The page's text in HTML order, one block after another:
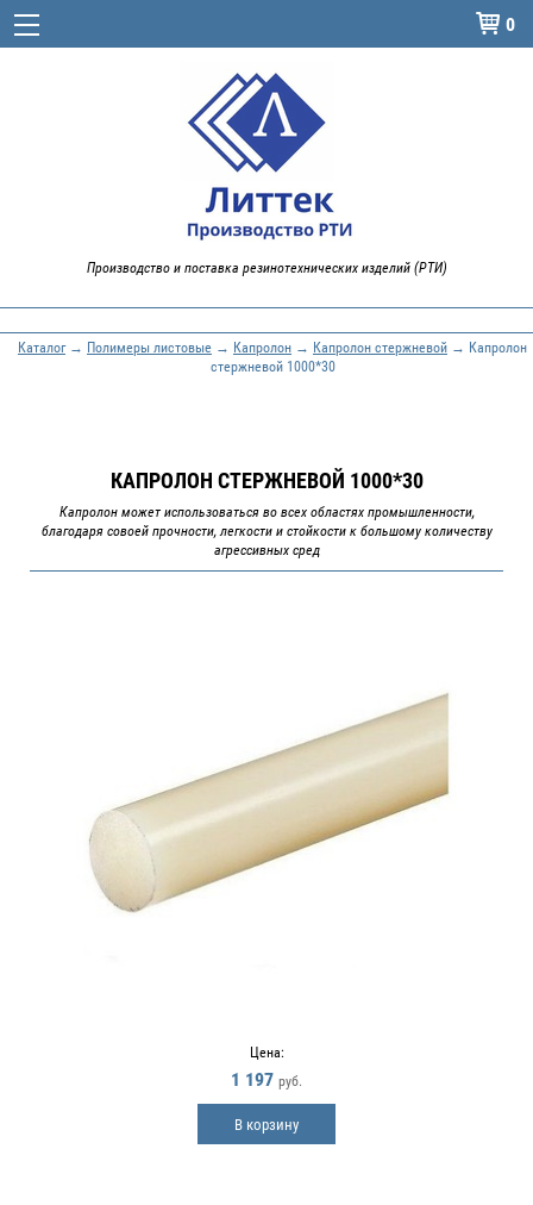
 0
Производство и поставка резинотехнических изделий (РТИ)
Каталог→ Полимеры листовые → Капролон → Капролон стержневой → Капролон
стержневой 1000*30
КАПРОЛОН СТЕРЖНЕВОЙ 1000*30
Капролон может использоваться во всех областях промышленности,
благодаря совоей прочности, легкости и стойкости к большому количеству
агрессивных сред
Цена:
1 197 руб.
В корзину